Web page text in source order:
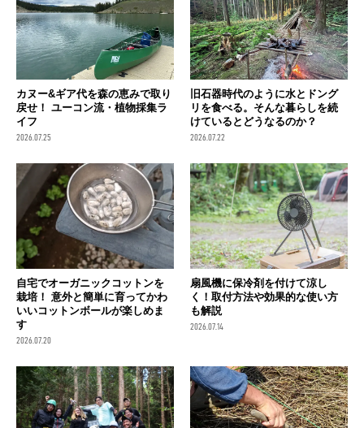
カヌー&ギア代を森の恵みで取り
戻せ！ ユーコン流・植物採集ラ
イフ
2026.07.25
旧石器時代のように水とドング
リを食べる。そんな暮らしを続
けているとどうなるのか？
2026.07.22
自宅でオーガニックコットンを
栽培！ 意外と簡単に育ってかわ
いいコットンボールが楽しめま
す
2026.07.20
扇風機に保冷剤を付けて涼し
く！取付方法や効果的な使い方
も解説
2026.07.14